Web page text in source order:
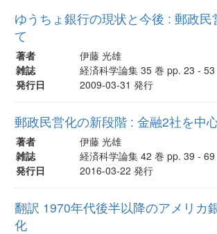
ゆうちょ銀行の現状と今後 : 郵政民
て
著者
伊藤 光雄
雑誌
経済科学論集 35 巻 pp. 23 - 53
発行日
2009-03-31 発行
郵政民営化の新段階 : 金融2社を中
著者
伊藤 光雄
雑誌
経済科学論集 42 巻 pp. 39 - 69
発行日
2016-03-22 発行
翻訳 1970年代後半以降のアメリカ
化